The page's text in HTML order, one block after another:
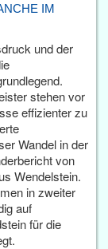
IM
und der
stehen vor
effizienter zu
Wandel in der
von
Wendelstein.
in zweiter
auf
für die